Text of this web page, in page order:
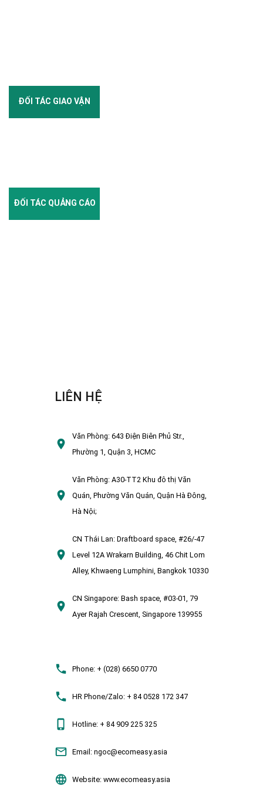
ĐỐI TÁC GIAO VẬN
ĐỐI TÁC QUẢNG CÁO
LIÊN HỆ
Văn Phòng:643 Điện Biên Phủ Str.,
Phường 1, Quận 3, HCMC
Văn Phòng:A30-TT2 Khu đô thị Văn
Quán, Phường Văn Quán, Quận Hà Đông,
Hà Nội;
CN Thái Lan: Draftboard space, #26/-47
Level 12A Wrakarn Building, 46 Chit Lom
Alley, Khwaeng Lumphini, Bangkok 10330
CN Singapore: Bash space, #03-01, 79
Ayer Rajah Crescent, Singapore 139955
Phone:+ (028) 6650 0770
HR Phone/Zalo:+ 84 0528 172 347
Hotline:+ 84 909 225 325
Email: ngoc@ecomeasy.asia
Website:www.ecomeasy.asia